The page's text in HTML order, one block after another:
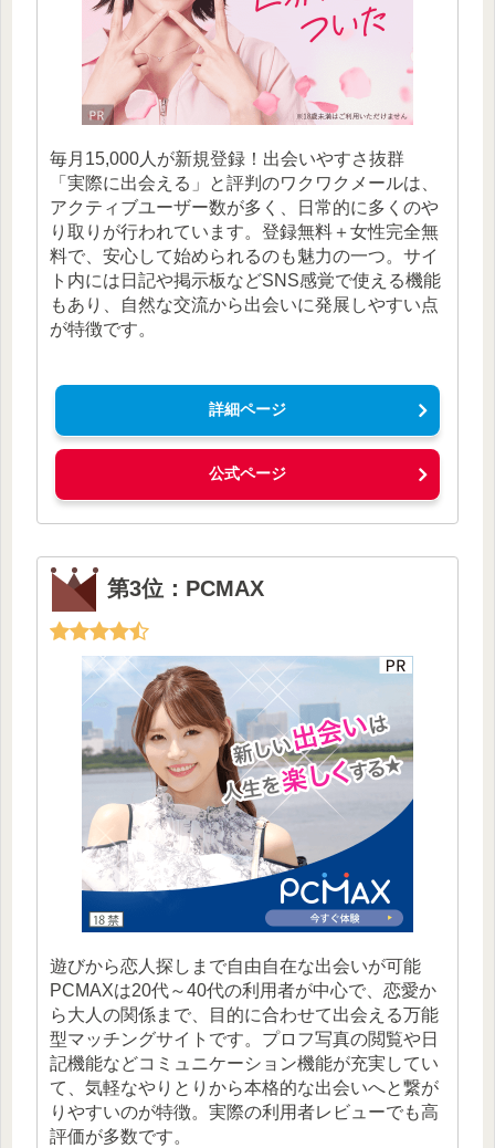
毎月15,000人が新規登録！出会いやすさ抜群
「実際に出会える」と評判のワクワクメールは、
アクティブユーザー数が多く、日常的に多くのや
り取りが行われています。登録無料＋女性完全無
料で、安心して始められるのも魅力の一つ。サイ
ト内には日記や掲示板などSNS感覚で使える機能
もあり、自然な交流から出会いに発展しやすい点
が特徴です。
詳細ページ
公式ページ
第3位：PCMAX
遊びから恋人探しまで自由自在な出会いが可能
PCMAXは20代～40代の利用者が中心で、恋愛か
ら大人の関係まで、目的に合わせて出会える万能
型マッチングサイトです。プロフ写真の閲覧や日
記機能などコミュニケーション機能が充実してい
て、気軽なやりとりから本格的な出会いへと繋が
りやすいのが特徴。実際の利用者レビューでも高
評価が多数です。